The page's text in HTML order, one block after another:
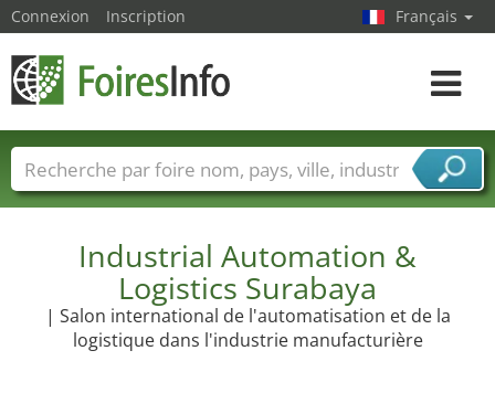
Industrial Automation &
Logistics Surabaya
| Salon international de l'automatisation et de la
logistique dans l'industrie manufacturière
Connexion Inscription Français
Toggle
Foire noms Pays Villes
Secteurs de foire